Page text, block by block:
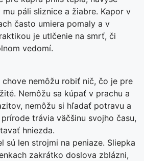
páli sliznice a žiabre. Kapor v
často umiera pomaly a v
je utlčenie na smrť, či
vedomí.
nemôžu robiť nič, čo je pre
Nemôžu sa kúpať v prachu a
nemôžu si hľadať potravu a
trávia väčšinu svojho času,
hniezda.
sú len strojmi na peniaze. Sliepka
zakrátko doslova zblázni,